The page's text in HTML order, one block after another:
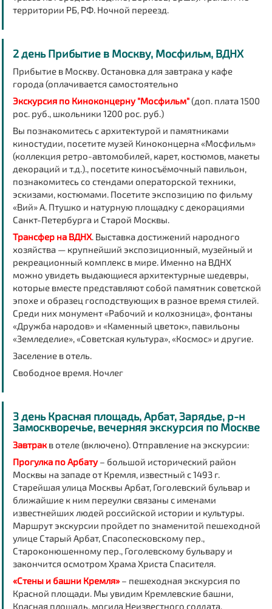
территории РБ, РФ. Ночной переезд.
2 день Прибытие в Москву, Мосфильм, ВДНХ
Прибытие в Москву. Остановка для завтрака у кафе
города (оплачивается самостоятельно
Экскурсия по Киноконцерну "Мосфильм"(доп. плата 1500
рос. руб., школьники 1200 рос. руб.)
Вы познакомитесь с архитектурой и памятниками
киностудии, посетите музей Киноконцерна «Мосфильм»
(коллекция ретро-автомобилей, карет, костюмов, макеты
декораций и т.д.)., посетите киносъёмочный павильон,
познакомитесь со стендами операторской техники,
эскизами, костюмами. Посетите экспозицию по фильму
«Вий» А. Птушко и натурную площадку с декорациями
Санкт-Петербурга и Старой Москвы.
Трансфер на ВДНХ. Выставка достижений народного
хозяйства— крупнейший экспозиционный, музейный и
рекреационный комплекс в мире. Именно на ВДНХ
можно увидеть выдающиеся архитектурные шедевры,
которые вместе представляют собой памятник советской
эпохе и образец господствующих в разное время стилей.
Среди них монумент «Рабочий и колхозница», фонтаны
«Дружба народов» и «Каменный цветок», павильоны
«Земледелие», «Советская культура», «Космос» и другие.
Заселение в отель.
Свободное время. Ночлег
3 день Красная площадь, Арбат, Зарядье, р-н
Замоскворечье, вечерняя экскурсия по Москве
Завтракв отеле (включено). Отправление на экскурсии:
Прогулка по Арбату – большой исторический район
Москвы на западе от Кремля, известный с 1493 г.
Старейшая улица Москвы Арбат, Гоголевский бульвар и
ближайшие к ним переулки связаны с именами
известнейших людей российской истории и культуры.
Маршрут экскурсии пройдет по знаменитой пешеходной
улице Старый Арбат, Спасопесковскому пер.,
Староконюшенному пер., Гоголевскому бульвару и
закончится осмотром Храма Христа Спасителя.
«Стены и башни Кремля» – пешеходная экскурсия по
Красной площади. Мы увидим Кремлевские башни,
Красная площадь, могила Неизвестного солдата,